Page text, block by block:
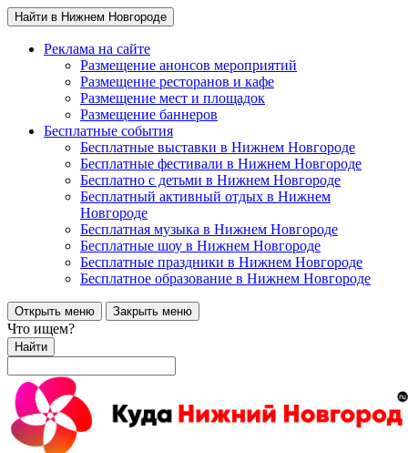
Найти в Нижнем Новгороде
Реклама на сайте
Размещение анонсов мероприятий
Размещение ресторанов и кафе
Размещение мест и площадок
Размещение баннеров
Бесплатные события
Бесплатные выставки в Нижнем Новгороде
Бесплатные фестивали в Нижнем Новгороде
Бесплатно с детьми в Нижнем Новгороде
Бесплатный активный отдых в Нижнем
Новгороде
Бесплатная музыка в Нижнем Новгороде
Бесплатные шоу в Нижнем Новгороде
Бесплатные праздники в Нижнем Новгороде
Бесплатное образование в Нижнем Новгороде
Открыть меню Закрыть меню
Что ищем?
Найти